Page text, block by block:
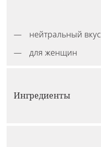
нейтральный вкус
для женщин
Ингредиенты